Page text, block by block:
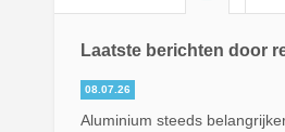
Laatste berichten door
08.07.26
Aluminium steeds